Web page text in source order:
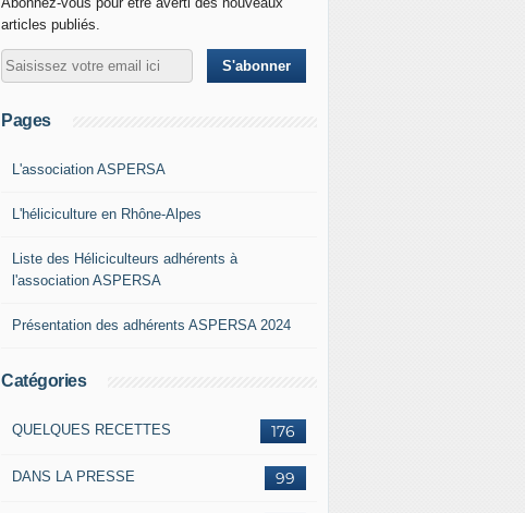
articles publiés.
Pages
L'association ASPERSA
L'héliciculture en Rhône-Alpes
Liste des Héliciculteurs adhérents à
l'association ASPERSA
Présentation des adhérents ASPERSA 2024
Catégories
176
QUELQUES RECETTES
99
DANS LA PRESSE